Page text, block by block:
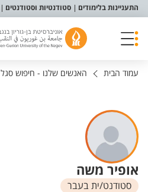
תפריט נגישות
התעניינות בלימודים סטודנטיות וסטודנטים
עמוד הבית האנשים שלנו - חיפוש סגל
אופיר משה
סטודנט/ית בעבר